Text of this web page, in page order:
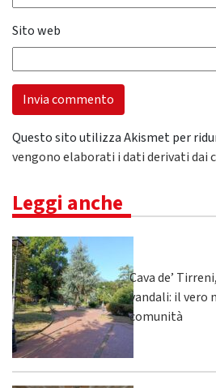
Sito web
Questo sito utilizza Akismet per
vengono elaborati i dati derivati dai
Leggi anche
Cava de’
vandali: il vero
comunità